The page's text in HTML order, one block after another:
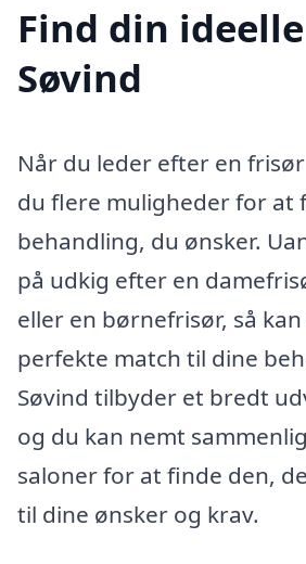
Find din
Søvind
Når du leder efter en
du flere muligheder for at
behandling, du ønsker.
på udkig efter en
eller en børnefrisør, så
perfekte match til dine
Søvind tilbyder et bredt
og du kan nemt
saloner for at finde den,
til dine ønsker og krav.